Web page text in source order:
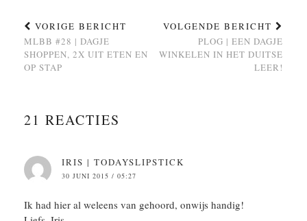
VORIGE BERICHT
MLBB #28 | DAGJE
SHOPPEN, 2X UIT ETEN EN
OP STAP
VOLGENDE BERICHT
PLOG | EEN DAGJE
WINKELEN IN HET DUITSE
LEER!
21 REACTIES
IRIS | TODAYSLIPSTICK
30 JUNI 2015 / 05:27
Ik had hier al weleens van gehoord, onwijs handig!